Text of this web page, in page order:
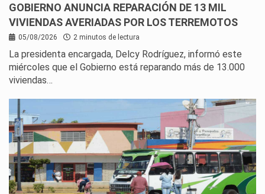
GOBIERNO ANUNCIA REPARACIÓN DE 13 MIL
VIVIENDAS AVERIADAS POR LOS TERREMOTOS
05/08/2026 2 minutos de lectura
La presidenta encargada, Delcy Rodríguez, informó este
miércoles que el Gobierno está reparando más de 13.000
viviendas…